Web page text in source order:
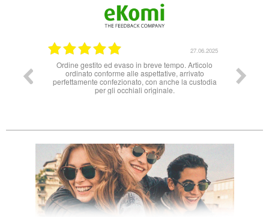
27.06.2025
in breve tempo. Articolo
aspettative, arrivato
con anche la custodia
Tutto TOP!!